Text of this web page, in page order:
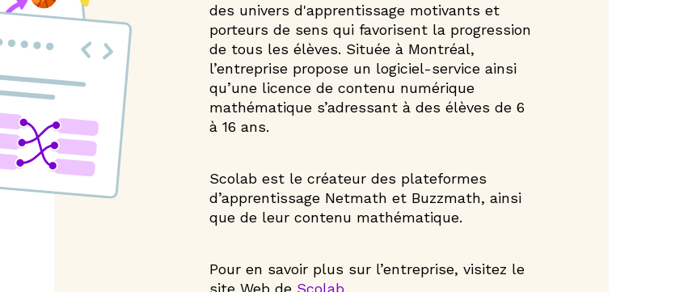
des univers d'apprentissage motivants et
porteurs de sens qui favorisent la progression
de tous les élèves. Située à Montréal,
l’entreprise propose un logiciel-service ainsi
qu’une licence de contenu numérique
mathématique s’adressant à des élèves de 6
à 16 ans.
Scolab est le créateur des plateformes
d’apprentissage Netmath et Buzzmath, ainsi
que de leur contenu mathématique.
Pour en savoir plus sur l’entreprise, visitez le
site Web de Scolab